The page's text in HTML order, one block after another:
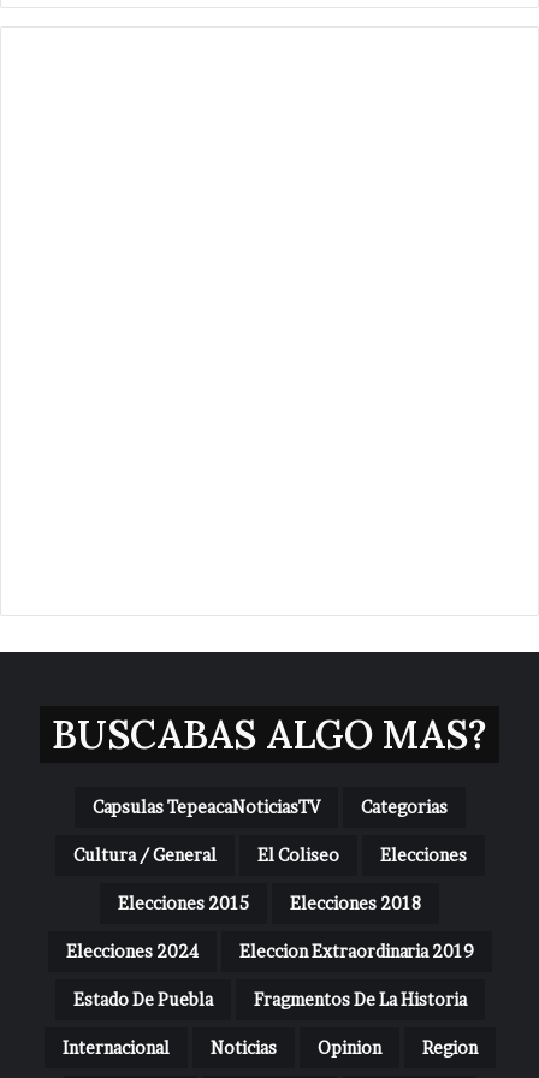
BUSCABAS ALGO MAS?
Capsulas TepeacaNoticiasTV Categorias
Cultura / General El Coliseo Elecciones
Elecciones 2015 Elecciones 2018
Elecciones 2024 Eleccion Extraordinaria 2019
Estado De Puebla Fragmentos De La Historia
Internacional Noticias Opinion Region